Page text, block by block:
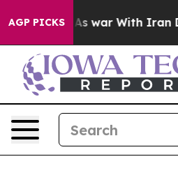
AGP PICKS
As war With Iran Drove oil